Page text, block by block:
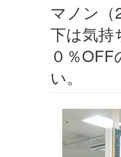
マノン（2階）｜お気軽にお立ち寄りください。コートの
下は気持
０％
い。